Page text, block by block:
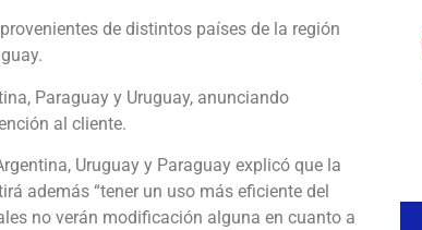
de distintos países de la región
Paraguay y Uruguay, anunciando
al cliente.
Uruguay y Paraguay explicó que la
además “tener un uso más eficiente del
no verán modificación alguna en cuanto a